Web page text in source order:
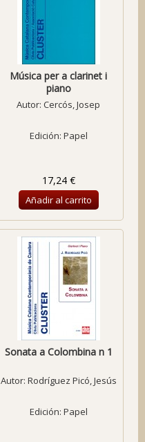
Música per a clarinet i
piano
Autor:Cercós, Josep
Edición: Papel
17,24 €
Añadir al carrito
Sonata a Colombina n 1
Autor: Rodríguez Picó, Jesús
Edición: Papel